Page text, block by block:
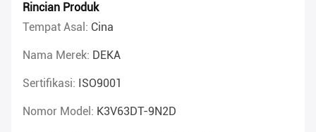
Rincian Produk
Tempat Asal: Cina
Nama Merek: DEKA
Sertifikasi: ISO9001
Nomor Model: K3V63DT-9N2D